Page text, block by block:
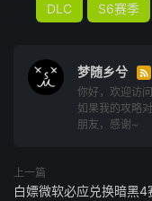
DLC S6赛季
梦随乡兮 
你好，欢迎访
如果我的攻略
朋友，感谢~
上一篇
白嫖微软必应兑换暗黑4